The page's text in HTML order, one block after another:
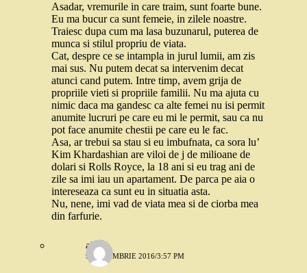
Asadar, vremurile in care traim, sunt foarte bune.
Eu ma bucur ca sunt femeie, in zilele noastre.
Traiesc dupa cum ma lasa buzunarul, puterea de
munca si stilul propriu de viata.
Cat, despre ce se intampla in jurul lumii, am zis
mai sus. Nu putem decat sa intervenim decat
atunci cand putem. Intre timp, avem grija de
propriile vieti si propriile familii. Nu ma ajuta cu
nimic daca ma gandesc ca alte femei nu isi permit
anumite lucruri pe care eu mi le permit, sau ca nu
pot face anumite chestii pe care eu le fac.
Asa, ar trebui sa stau si eu imbufnata, ca sora lu’
Kim Khardashian are viloi de j de milioane de
dolari si Rolls Royce, la 18 ani si eu trag ani de
zile sa imi iau un apartament. De parca pe aia o
intereseaza ca sunt eu in situatia asta.
Nu, nene, imi vad de viata mea si de ciorba mea
din farfurie.
alexa
9 OCTOMBRIE 2016/3:57 PM